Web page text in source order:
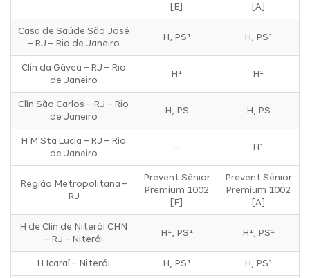
[E] [A]
Casa de Saúde São José
– RJ – Rio de Janeiro
H, PS¹ H, PS¹
Clín da Gávea – RJ – Rio
de Janeiro
H¹ H¹
Clín São Carlos – RJ – Rio
de Janeiro
H, PS H, PS
H M Sta Lucia – RJ – Rio
de Janeiro
– H¹
Região Metropolitana –
RJ
Prevent Sênior
Premium 1002
[E]
Prevent Sênior
Premium 1002
[A]
H de Clín de Niterói CHN
– RJ – Niterói
H¹, PS¹ H¹, PS¹
H Icaraí – Niterói H, PS¹ H, PS¹